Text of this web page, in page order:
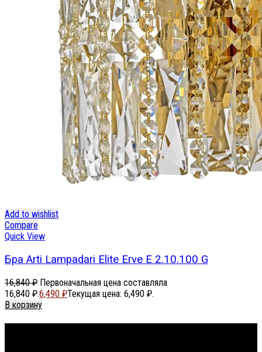
Add to wishlist
Compare
Quick View
Бра Arti Lampadari Elite Erve E 2.10.100 G
16,840₽ Первоначальная цена составляла
16,840 ₽.6,490 ₽Текущая цена: 6,490 ₽.
В корзину